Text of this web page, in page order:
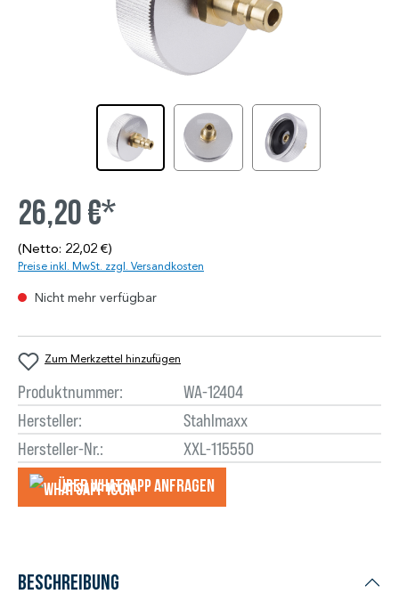
26,20 €*
(Netto: 22,02 €)
Preise inkl. MwSt. zzgl. Versandkosten
Nicht mehr verfügbar
Zum Merkzettel hinzufügen
Produktnummer:
WA-12404
Hersteller:
Stahlmaxx
Hersteller-Nr.:
XXL-115550
Über WhatsApp anfragеn
Beschreibung